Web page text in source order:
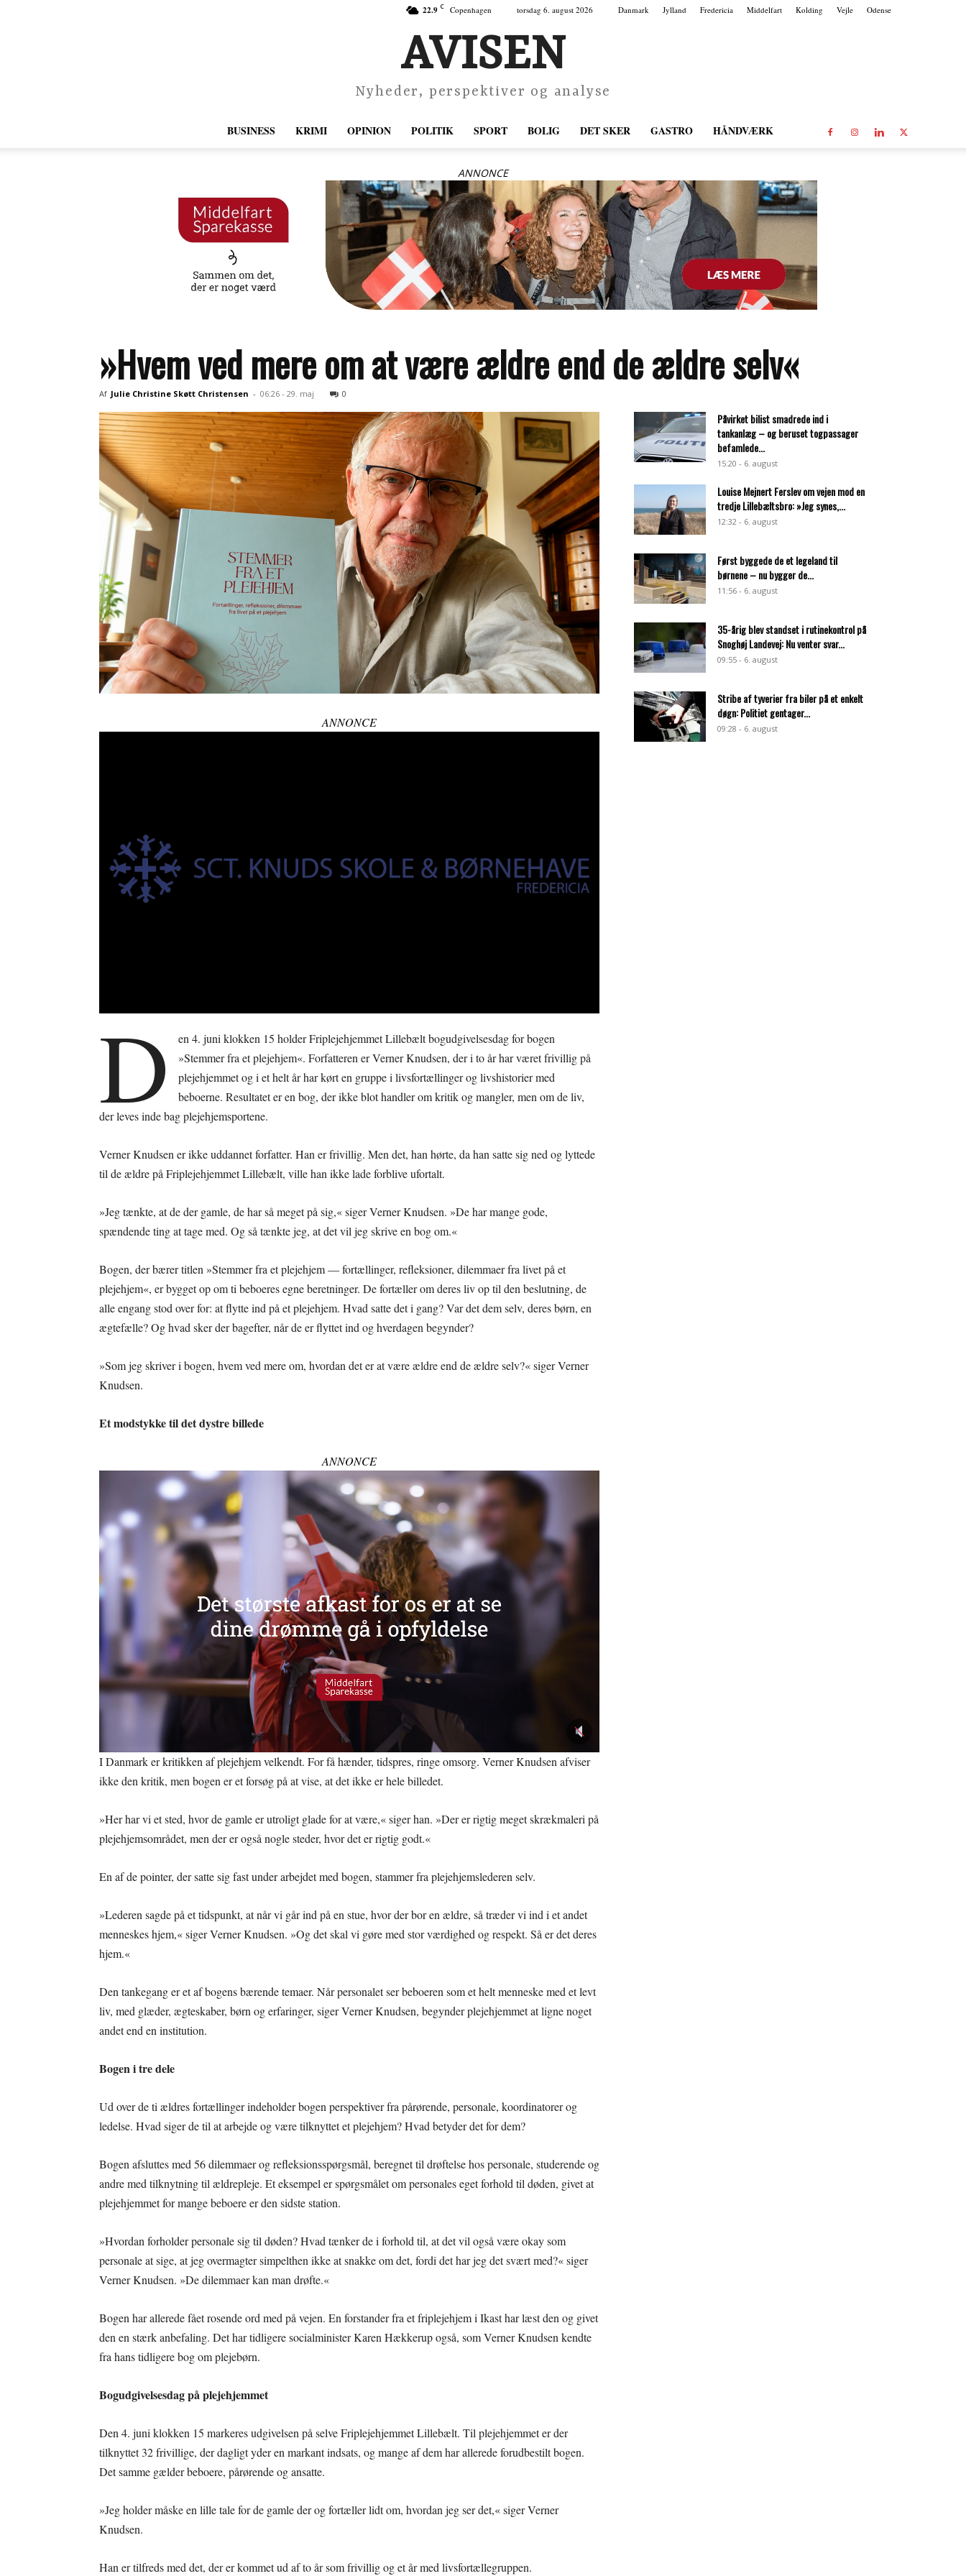
22.9 C Copenhagen torsdag 6. august 2026 Danmark Jylland Fredericia Middelfart Kolding Vejle Odense
AVISEN
Nyheder, perspektiver og analyse
BUSINESS KRIMI OPINION POLITIK SPORT BOLIG DET SKER GASTRO HÅNDVÆRK
ANNONCE
»Hvem ved mere om at være ældre end de ældre selv«
Af Julie Christine Skøtt Christensen - 06:26 - 29. maj 0
ANNONCE
D
en 4. juni klokken 15 holder Friplejehjemmet Lillebælt bogudgivelsesdag for bogen
»Stemmer fra et plejehjem«. Forfatteren er Verner Knudsen, der i to år har været frivillig på
plejehjemmet og i et helt år har kørt en gruppe i livsfortællinger og livshistorier med
beboerne. Resultatet er en bog, der ikke blot handler om kritik og mangler, men om de liv,
der leves inde bag plejehjemsportene.
Verner Knudsen er ikke uddannet forfatter. Han er frivillig. Men det, han hørte, da han satte sig ned og lyttede
til de ældre på Friplejehjemmet Lillebælt, ville han ikke lade forblive ufortalt.
»Jeg tænkte, at de der gamle, de har så meget på sig,« siger Verner Knudsen. »De har mange gode,
spændende ting at tage med. Og så tænkte jeg, at det vil jeg skrive en bog om.«
Bogen, der bærer titlen »Stemmer fra et plejehjem — fortællinger, refleksioner, dilemmaer fra livet på et
plejehjem«, er bygget op om ti beboeres egne beretninger. De fortæller om deres liv op til den beslutning, de
alle engang stod over for: at flytte ind på et plejehjem. Hvad satte det i gang? Var det dem selv, deres børn, en
ægtefælle? Og hvad sker der bagefter, når de er flyttet ind og hverdagen begynder?
»Som jeg skriver i bogen, hvem ved mere om, hvordan det er at være ældre end de ældre selv?« siger Verner
Knudsen.
Et modstykke til det dystre billede
ANNONCE
I Danmark er kritikken af plejehjem velkendt. For få hænder, tidspres, ringe omsorg. Verner Knudsen afviser
ikke den kritik, men bogen er et forsøg på at vise, at det ikke er hele billedet.
»Her har vi et sted, hvor de gamle er utroligt glade for at være,« siger han. »Der er rigtig meget skrækmaleri på
plejehjemsområdet, men der er også nogle steder, hvor det er rigtig godt.«
En af de pointer, der satte sig fast under arbejdet med bogen, stammer fra plejehjemslederen selv.
»Lederen sagde på et tidspunkt, at når vi går ind på en stue, hvor der bor en ældre, så træder vi ind i et andet
menneskes hjem,« siger Verner Knudsen. »Og det skal vi gøre med stor værdighed og respekt. Så er det deres
hjem.«
Den tankegang er et af bogens bærende temaer. Når personalet ser beboeren som et helt menneske med et levt
liv, med glæder, ægteskaber, børn og erfaringer, siger Verner Knudsen, begynder plejehjemmet at ligne noget
andet end en institution.
Bogen i tre dele
Ud over de ti ældres fortællinger indeholder bogen perspektiver fra pårørende, personale, koordinatorer og
ledelse. Hvad siger de til at arbejde og være tilknyttet et plejehjem? Hvad betyder det for dem?
Bogen afsluttes med 56 dilemmaer og refleksionsspørgsmål, beregnet til drøftelse hos personale, studerende og
andre med tilknytning til ældrepleje. Et eksempel er spørgsmålet om personales eget forhold til døden, givet at
plejehjemmet for mange beboere er den sidste station.
»Hvordan forholder personale sig til døden? Hvad tænker de i forhold til, at det vil også være okay som
personale at sige, at jeg overmagter simpelthen ikke at snakke om det, fordi det har jeg det svært med?« siger
Verner Knudsen. »De dilemmaer kan man drøfte.«
Bogen har allerede fået rosende ord med på vejen. En forstander fra et friplejehjem i Ikast har læst den og givet
den en stærk anbefaling. Det har tidligere socialminister Karen Hækkerup også, som Verner Knudsen kendte
fra hans tidligere bog om plejebørn.
Bogudgivelsesdag på plejehjemmet
Den 4. juni klokken 15 markeres udgivelsen på selve Friplejehjemmet Lillebælt. Til plejehjemmet er der
tilknyttet 32 frivillige, der dagligt yder en markant indsats, og mange af dem har allerede forudbestilt bogen.
Det samme gælder beboere, pårørende og ansatte.
»Jeg holder måske en lille tale for de gamle der og fortæller lidt om, hvordan jeg ser det,« siger Verner
Knudsen.
Han er tilfreds med det, der er kommet ud af to år som frivillig og et år med livsfortællegruppen.
Påvirket bilist smadrede ind i
tankanlæg – og beruset togpassager
befamlede...
15:20 - 6. august
Louise Mejnert Ferslev om vejen mod en
tredje Lillebæltsbro: »Jeg synes,...
12:32 - 6. august
Først byggede de et legeland til
børnene – nu bygger de...
11:56 - 6. august
35-årig blev standset i rutinekontrol på
Snoghøj Landevej: Nu venter svar...
09:55 - 6. august
Stribe af tyverier fra biler på et enkelt
døgn: Politiet gentager...
09:28 - 6. august